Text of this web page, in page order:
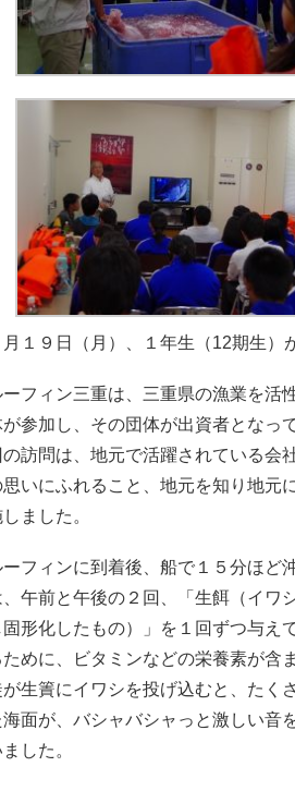
月１９日（月）、１年生（12期生）
ーフィン三重は、三重県の漁業を活
が参加し、その団体が出資者となっ
訪問は、地元で活躍されている会
思いにふれること、地元を知り地元
ました。
ーフィンに到着後、船で１５分ほど
午前と午後の２回、「生餌（イワ
形化したもの）」を１回ずつ与え
めに、ビタミンなどの栄養素が含
生簀にイワシを投げ込むと、たく
海面が、バシャバシャっと激しい音
した。